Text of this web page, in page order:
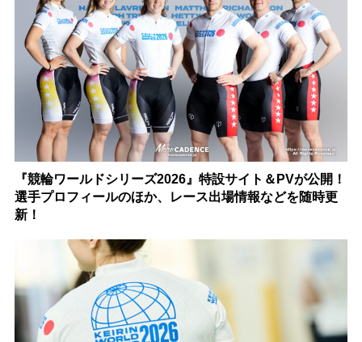
『競輪ワールドシリーズ2026』特設サイト＆PVが公開！
選手プロフィールのほか、レース出場情報などを随時更
新！